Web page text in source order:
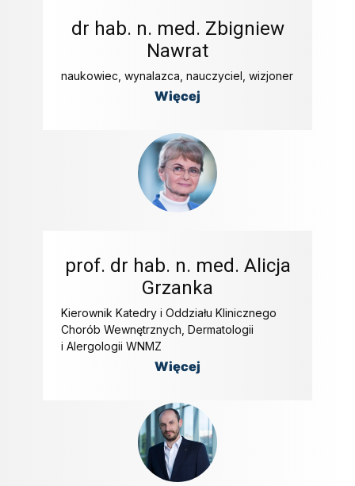
dr hab. n. med. Zbigniew
Nawrat
naukowiec, wynalazca, nauczyciel, wizjoner
Więcej
prof. dr hab. n. med. Alicja
Grzanka
Kierownik Katedry i Oddziału Klinicznego
Chorób Wewnętrznych, Dermatologii
i Alergologii WNMZ
Więcej